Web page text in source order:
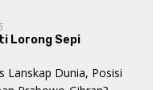
Lorong Sepi